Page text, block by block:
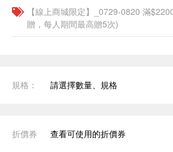
【線上商城限定】_0729-0820 滿
贈，每人期間最高贈5次)
規格： 請選擇數量、規格
折價券 查看可使用的折價券